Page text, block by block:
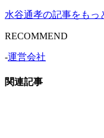
水谷通孝の記事をもっ
RECOMMEND
-運営会社
関連記事